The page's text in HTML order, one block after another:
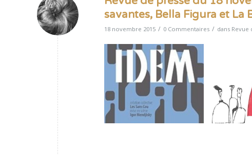
savantes, Bella Figura et
18 novembre 2015 / 0 Commentaires / dans Revue